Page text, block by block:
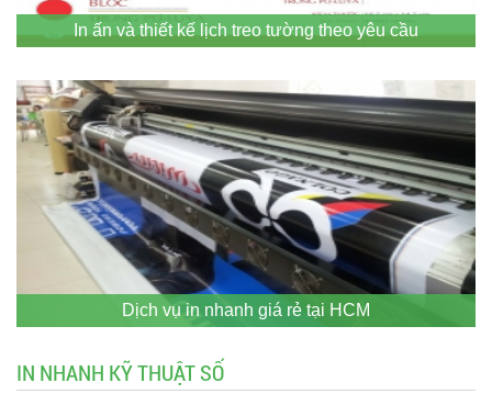
In ấn và thiết kế lịch treo tường theo yêu cầu
Dịch vụ in nhanh giá rẻ tại HCM
IN NHANH KỸ THUẬT SỐ